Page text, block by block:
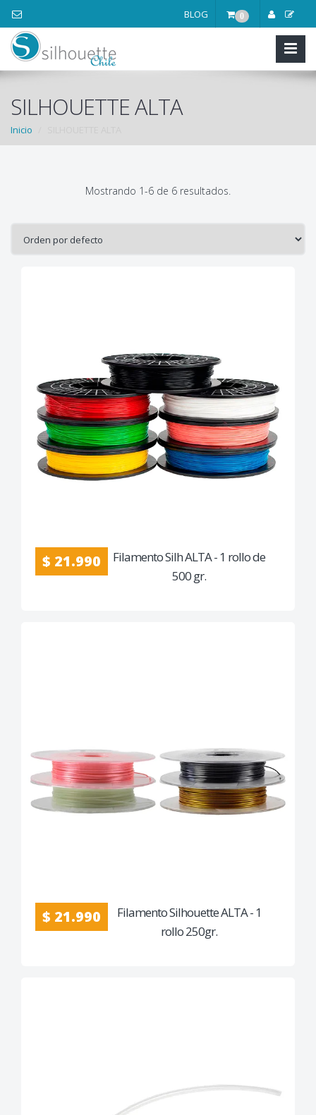
0
BLOG
SILHOUETTE ALTA
Inicio
Mostrando 1-6 de 6 resultados.
$ 21.990
Filamento Silh ALTA - 1 rollo de
500 gr.
$ 21.990
Filamento Silhouette ALTA - 1
rollo 250gr.